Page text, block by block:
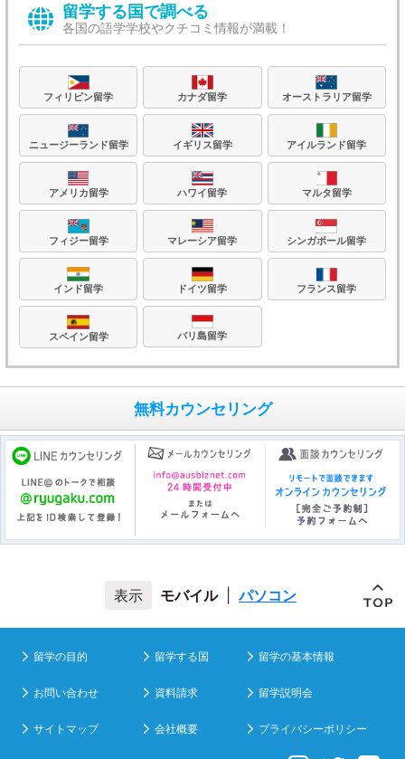
留学する国で調べる
各国の語学学校やクチコミ情報が満載！
フィリピン留学 カナダ留学 オーストラリア留学
ニュージーランド留学 イギリス留学 アイルランド留学
アメリカ留学 ハワイ留学 マルタ留学
フィジー留学 マレーシア留学 シンガポール留学
インド留学 ドイツ留学 フランス留学
スペイン留学 バリ島留学
無料カウンセリング
モバイル パソコン
留学の目的 留学する国 留学の基本情報
お問い合わせ 資料請求 留学説明会
サイトマップ 会社概要 プライバシーポリシー